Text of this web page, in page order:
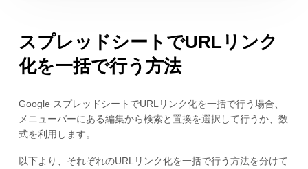
スプレッドシートでURLリンク
化を一括で行う方法
Google スプレッドシートでURLリンク化を一括で行う場合、
メニューバーにある編集から検索と置換を選択して行うか、数
式を利用します。
以下より、それぞれのURLリンク化を一括で行う方法を分けて